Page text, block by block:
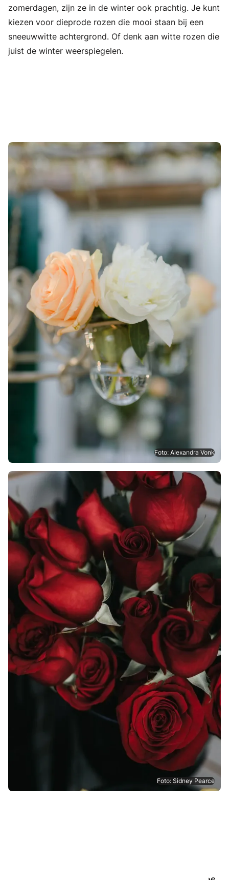
zomerdagen, zijn ze in de winter ook prachtig. Je kunt
kiezen voor dieprode rozen die mooi staan bij een
sneeuwwitte achtergrond. Of denk aan witte rozen die
juist de winter weerspiegelen.
Foto: Alexandra Vonk
Foto: Sidney Pearce